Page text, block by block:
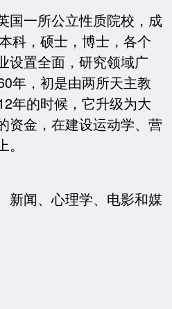
国一所公立性质院校，成
科，硕士，博士，各个
设置全面，研究领域广
年，初是由两所天主教
年的时候，它升级为大
资金，在建设运动学、营
新闻、心理学、电影和媒